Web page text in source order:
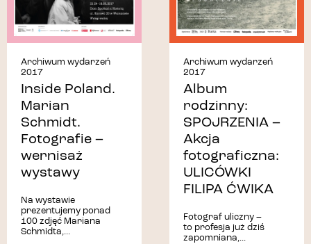
Archiwum wydarzeń
2017
Inside Poland.
Marian
Schmidt.
Fotografie –
wernisaż
wystawy
Na wystawie
prezentujemy ponad
100 zdjęć Mariana
Schmidta,...
Archiwum wydarzeń
2017
Album
rodzinny:
SPOJRZENIA –
Akcja
fotograficzna:
ULICÓWKI
FILIPA ĆWIKA
Fotograf uliczny –
to profesja już dziś
zapomniana,...